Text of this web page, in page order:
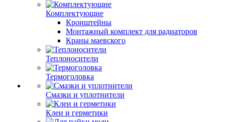
Комплектующие
Кронштейны
Монтажный комплект для радиаторов
Краны маевского
Теплоносители
Термоголовка
Смазки и уплотнители
Клеи и герметики